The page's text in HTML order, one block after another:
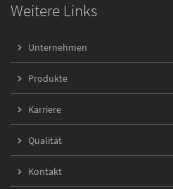
Weitere Links
Unternehmen
Produkte
Karriere
Qualität
Kontakt